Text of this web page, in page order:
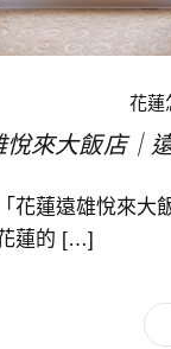
花蓮
悅來大飯店｜
花蓮遠雄悅來大
蓮的 […]